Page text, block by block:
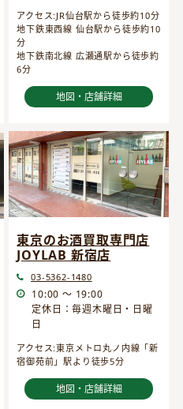
アクセス:JR仙台駅から徒歩約10分
地下鉄東西線 仙台駅から徒歩約10
分
地下鉄南北線 広瀬通駅から徒歩約
6分
地図・店舗詳細
東京のお酒買取専門店
JOYLAB 新宿店
03-5362-1480
10:00 ～ 19:00
定休日：毎週木曜日・日曜
日
アクセス:東京メトロ丸ノ内線「新
宿御苑前」駅より徒歩5分
地図・店舗詳細